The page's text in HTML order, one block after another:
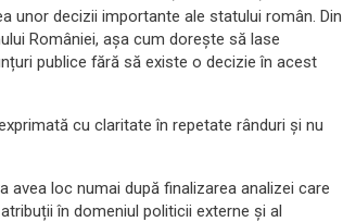
unor decizii importante ale statului român. Din
României, așa cum dorește să lase
publice fără să existe o decizie în acest
cu claritate în repetate rânduri și nu
avea loc numai după finalizarea analizei care
în domeniul politicii externe și al